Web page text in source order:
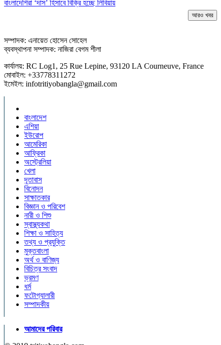
বাংলাদেশিরা ‘দাস’ হিসাবে বিক্রি হচ্ছে লিবিয়ায়
আরও খবর
সম্পাদক: এনায়েত হোসেন সোহেল
ব্যবস্থাপনা সম্পাদক: নাজিরা বেগম শীলা
কার্যালয়: RC Log1, 25 Rue Lepine, 93120 LA Courneuve, France
মোবাইল: +33778311272
ইমেইল: infotritiyobangla@gmail.com
বাংলাদেশ
এশিয়া
ইউরোপ
আমেরিকা
আফ্রিকা
অস্ট্রেলিয়া
খেলা
দূতাবাস
বিনোদন
সাক্ষাতকার
বিজ্ঞান ও পরিবেশ
নারী ও শিশু
স্বাস্থ্যকথা
শিক্ষা ও সাহিত্য
তথ্য ও প্রযুক্তি
মুক্তবাংলা
অর্থ ও বাণিজ্য
বিচিত্র সংবাদ
ভ্রমণ
ধর্ম
ফটোগ্যালারী
সম্পাদকীয়
আমাদের পরিবার